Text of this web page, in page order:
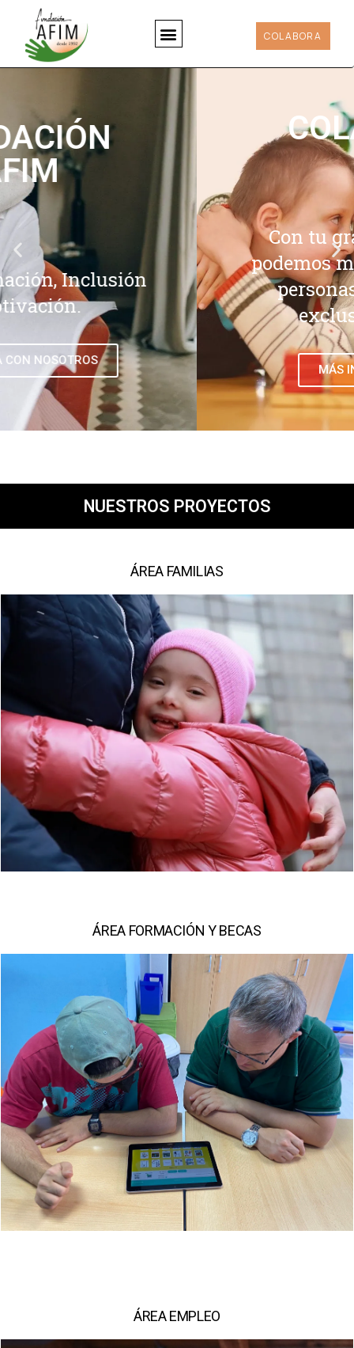
COLABORA
COLABORA
Con tu granito de arena
podemos mejorar la vida de
personas en riesgo de
exclusión social.
MÁS INFORMACIÓN
NUESTROS PROYECTOS
ÁREA FAMILIAS
Más información sobre este proyecto
ÁREA FORMACIÓN Y BECAS
Más información sobre este proyecto
ÁREA EMPLEO